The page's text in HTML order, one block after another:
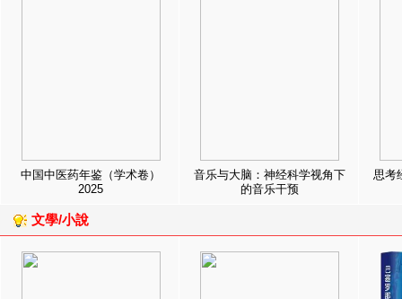
中国中医药年鉴（学术卷）
2025
音乐与大脑：神经科学视角下
的音乐干预
思考
文學/小說